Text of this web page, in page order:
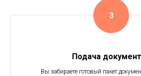
Подача
Вы забираете готовый пакет